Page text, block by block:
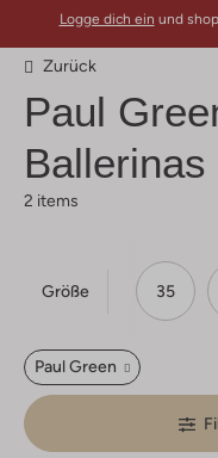
Logge dich ein und
Zurück
Paul
Ballerinas
2 items
Größe 35
Paul Green